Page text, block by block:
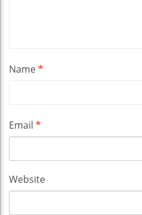
Name*
Email *
Website